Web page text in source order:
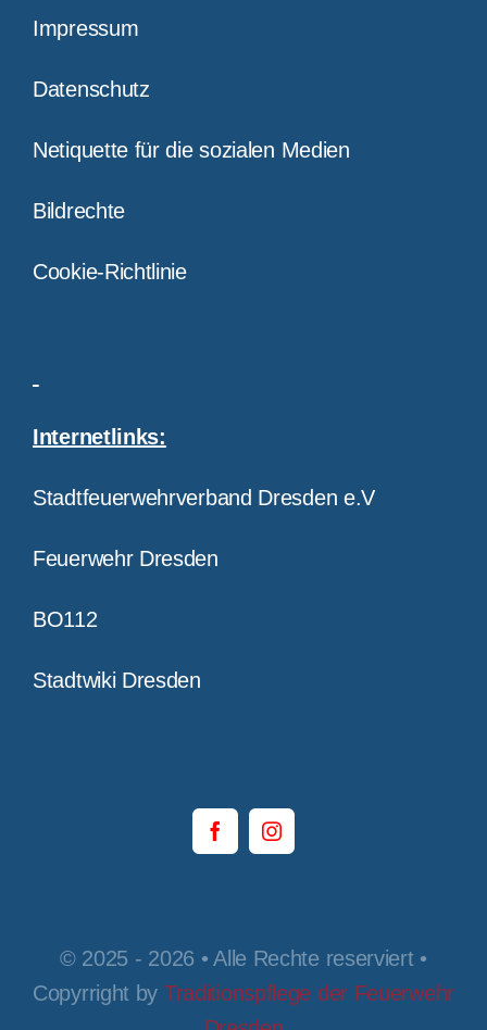
Impressum
Datenschutz
Netiquette für die sozialen Medien
Bildrechte
Cookie-Richtlinie
Internetlinks:
Stadtfeuerwehrverband Dresden e.V
Feuerwehr Dresden
BO112
Stadtwiki Dresden
© 2025 - 2026 • Alle Rechte reserviert •
Copyrright by Traditionspflege der Feuerwehr